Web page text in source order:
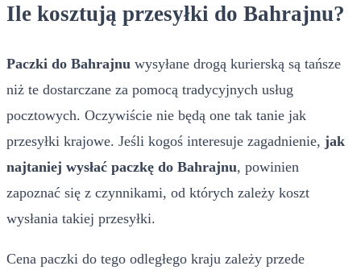
Ile kosztują przesyłki do Bahrajnu?
Paczki do Bahrajnu wysyłane drogą kurierską są tańsze
niż te dostarczane za pomocą tradycyjnych usług
pocztowych. Oczywiście nie będą one tak tanie jak
przesyłki krajowe. Jeśli kogoś interesuje zagadnienie, jak
najtaniej wysłać paczkę do Bahrajnu, powinien
zapoznać się z czynnikami, od których zależy koszt
wysłania takiej przesyłki.
Cena paczki do tego odległego kraju zależy przede